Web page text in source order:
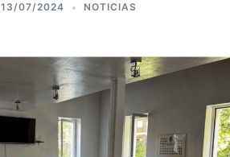
13/07/2024 NOTICIAS